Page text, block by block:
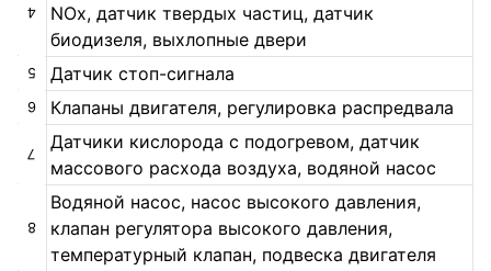
4
NOx, датчик твердых частиц, датчик
биодизеля, выхлопные двери
5 Датчик стоп-сигнала
6 Клапаны двигателя, регулировка распредвала
7
Датчики кислорода с подогревом, датчик
массового расхода воздуха, водяной насос
8
Водяной насос, насос высокого давления,
клапан регулятора высокого давления,
температурный клапан, подвеска двигателя